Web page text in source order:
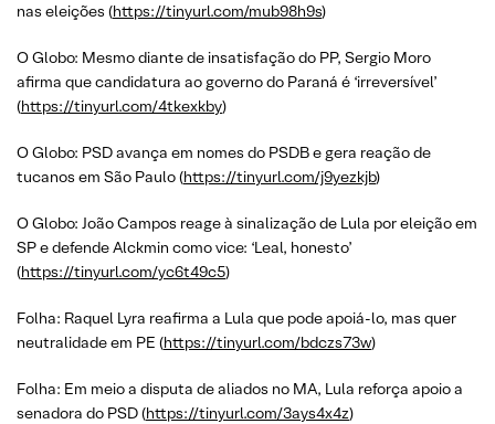
nas eleições (https://tinyurl.com/mub98h9s)
O Globo: Mesmo diante de insatisfação do PP, Sergio Moro
afirma que candidatura ao governo do Paraná é ‘irreversível’
(https://tinyurl.com/4tkexkby)
O Globo: PSD avança em nomes do PSDB e gera reação de
tucanos em São Paulo (https://tinyurl.com/j9yezkjb)
O Globo: João Campos reage à sinalização de Lula por eleição em
SP e defende Alckmin como vice: ‘Leal, honesto’
(https://tinyurl.com/yc6t49c5)
Folha: Raquel Lyra reafirma a Lula que pode apoiá-lo, mas quer
neutralidade em PE (https://tinyurl.com/bdczs73w)
Folha: Em meio a disputa de aliados no MA, Lula reforça apoio a
senadora do PSD (https://tinyurl.com/3ays4x4z)